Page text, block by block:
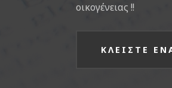
οικογένειας !!
ΚΛΕΙΣΤΕ